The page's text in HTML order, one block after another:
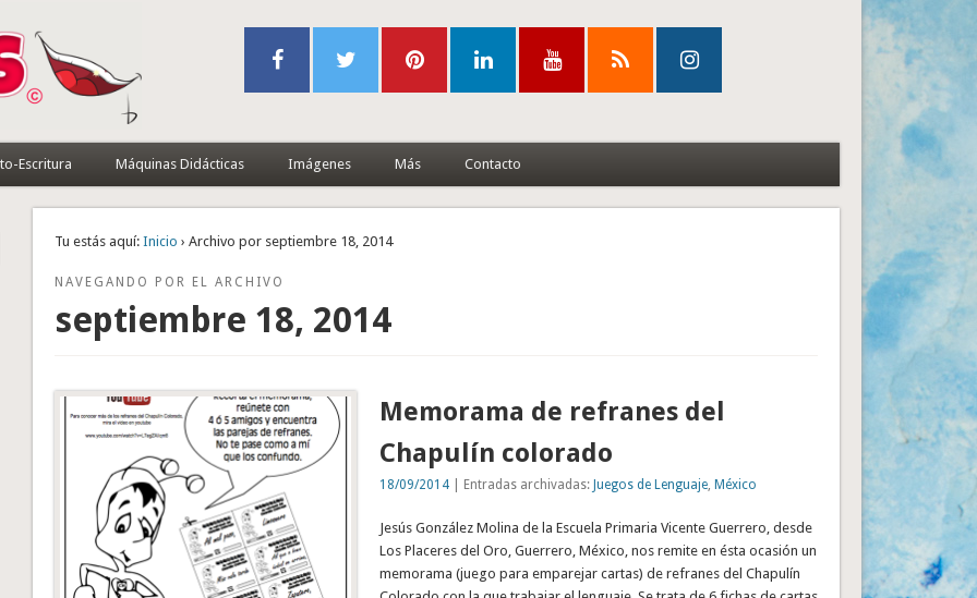
Escritura Máquinas Didácticas Imágenes Más Contacto
Tu estás aquí: Inicio › Archivo por septiembre 18, 2014
NAVEGANDO POR EL ARCHIVO
septiembre 18, 2014
Memorama de refranes del
Chapulín colorado
18/09/2014| Entradas archivadas: Juegos de Lenguaje, México
Jesús González Molina de la Escuela Primaria Vicente Guerrero, desde
Los Placeres del Oro, Guerrero, México, nos remite en ésta ocasión un
memorama (juego para emparejar cartas) de refranes del Chapulín